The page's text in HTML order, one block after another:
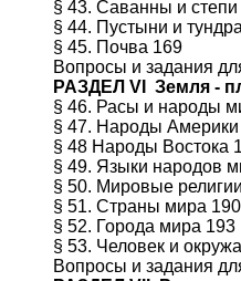
§ 43. Саванны и степи
§ 44. Пустыни и
§ 45. Почва 169
Вопросы и задания
РАЗДЕЛ VI Земля -
§ 46. Расы и народы
§ 47. Народы Америки
§ 48 Народы Востока
§ 49. Языки народов
§ 50. Мировые
§ 51. Страны мира 190
§ 52. Города мира 193
§ 53. Человек и
Вопросы и задания